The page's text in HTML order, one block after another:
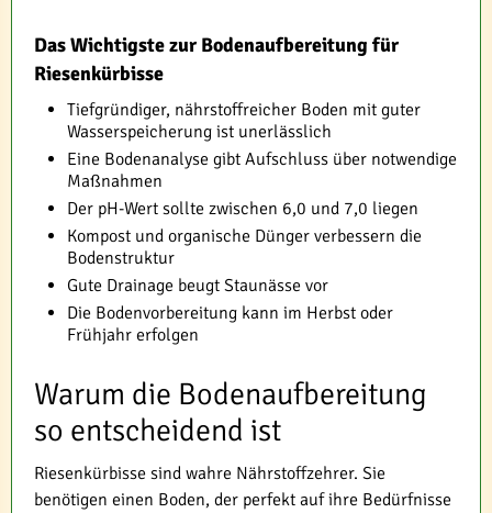
Das Wichtigste zur Bodenaufbereitung für
Riesenkürbisse
Tiefgründiger, nährstoffreicher Boden mit guter
Wasserspeicherung ist unerlässlich
Eine Bodenanalyse gibt Aufschluss über notwendige
Maßnahmen
Der pH-Wert sollte zwischen 6,0 und 7,0 liegen
Kompost und organische Dünger verbessern die
Bodenstruktur
Gute Drainage beugt Staunässe vor
Die Bodenvorbereitung kann im Herbst oder
Frühjahr erfolgen
Warum die Bodenaufbereitung
so entscheidend ist
Riesenkürbisse sind wahre Nährstoffzehrer. Sie
benötigen einen Boden, der perfekt auf ihre Bedürfnisse